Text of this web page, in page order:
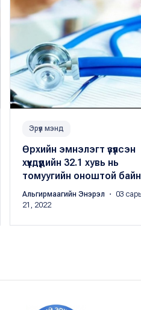
Эрүүл мэнд
Өрхийн эмнэлэгт үзүүлсэн
хүүхдүүдийн 32.1 хувь нь
томуугийн оноштой
Альгирмаагийн Энэрэл
・ 03
21, 2022